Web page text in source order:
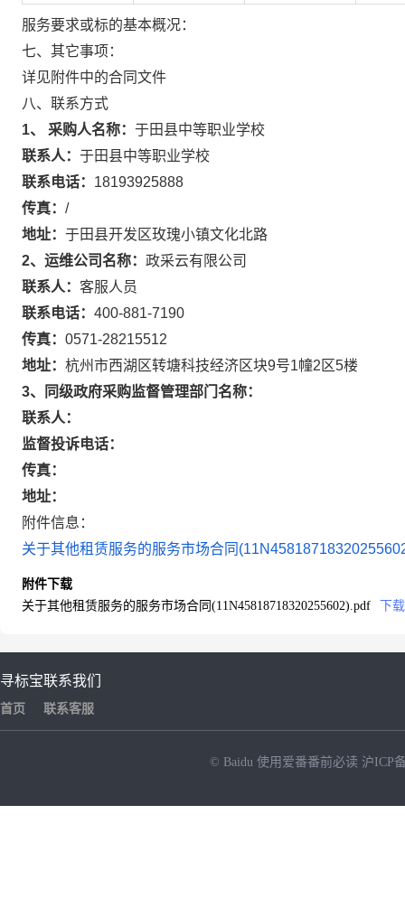
服务要求或标的基本概况：
七、其它事项：
详见附件中的合同文件
八、联系方式
1、 采购人名称： 于田县中等职业学校
联系人： 于田县中等职业学校
联系电话： 18193925888
传真： /
地址： 于田县开发区玫瑰小镇文化北路
2、运维公司名称： 政采云有限公司
联系人： 客服人员
联系电话： 400-881-7190
传真： 0571-28215512
地址： 杭州市西湖区转塘科技经济区块9号1幢2区5楼
3、同级政府采购监督管理部门名称：
联系人：
监督投诉电话：
传真：
地址：
附件信息：
关于其他租赁服务的服务市场合同
附件下载
关于其他租赁服务的服务市场合同(11N45818718320255602).pdf
下载
寻标宝
首页
联系我们
联系客服
© Baidu 使用爱番番前必读 沪ICP